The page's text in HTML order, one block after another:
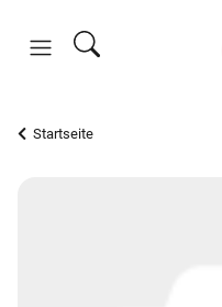
Startseite